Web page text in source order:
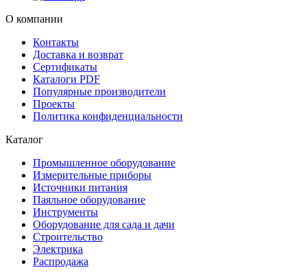
О компании
Контакты
Доставка и возврат
Сертификаты
Каталоги PDF
Популярные производители
Проекты
Политика конфиденциальности
Каталог
Промышленное оборудование
Измерительные приборы
Источники питания
Паяльное оборудование
Инструменты
Оборудование для сада и дачи
Строительство
Электрика
Распродажа